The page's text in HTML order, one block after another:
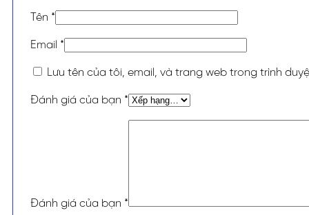
Tên *
Email *
Lưu tên của tôi, email, và trang web trong trình
Đánh giá của bạn *
Đánh giá của bạn *